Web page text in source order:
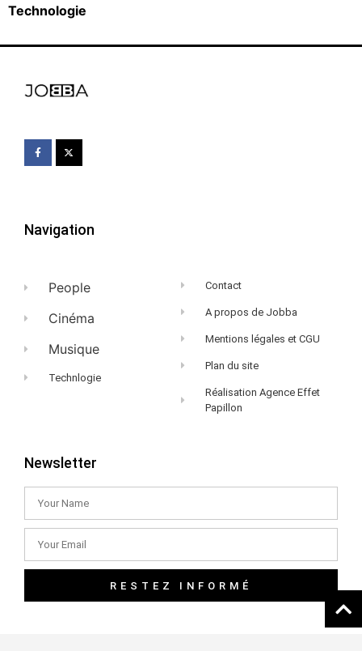
Technologie
Navigation
People
Cinéma
Musique
Technlogie
Contact
A propos de Jobba
Mentions légales et CGU
Plan du site
Réalisation Agence Effet
Papillon
Newsletter
RESTEZ INFORMÉ